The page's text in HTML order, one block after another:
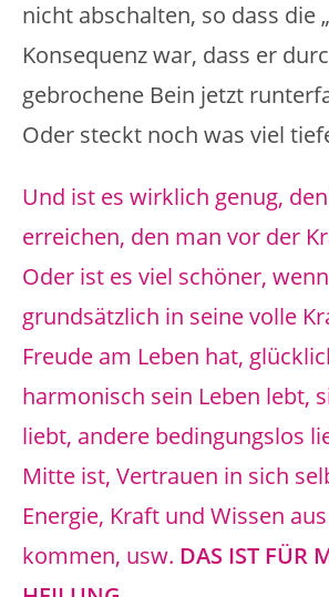
nicht abschalten, so dass die
Konsequenz war, dass er
gebrochene Bein jetzt
Oder steckt noch was viel
Und ist es wirklich genug,
erreichen, den man vor der
Oder ist es viel schöner,
grundsätzlich in seine volle
Freude am Leben hat,
harmonisch sein Leben lebt,
liebt, andere bedingungslos
Mitte ist, Vertrauen in sich
Energie, Kraft und Wissen
kommen, usw. DAS IST FÜR